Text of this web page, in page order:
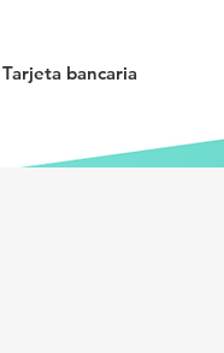
Tarjeta bancaria